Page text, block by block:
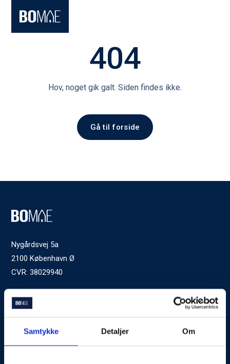
Samtykke Detaljer Om
404
Hov, noget gik galt. Siden findes ikke.
Gå til forside
Nygårdsvej 5a
2100 København Ø
CVR: 38029940
Ved generelle henvendelser kontakt Bomae:
Tlf.72600400 , mandag til fredag 9:00-20:00